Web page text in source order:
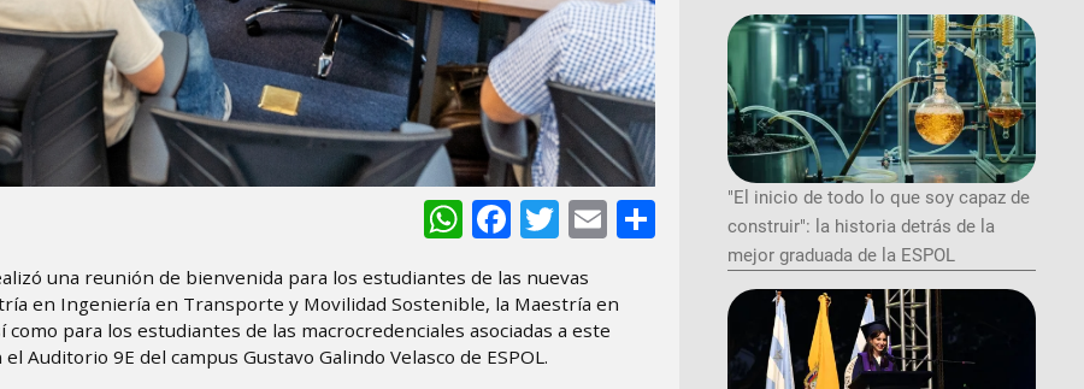
WhatsApp
Facebook
Twitter
EmailShare
una reunión de bienvenida para los estudiantes de las nuevas
en Ingeniería en Transporte y Movilidad Sostenible, la Maestría en
para los estudiantes de las macrocredenciales asociadas a este
9E del campus Gustavo Galindo Velasco de ESPOL.
"El inicio de todo lo que soy capaz de
construir": la historia detrás de la
mejor graduada de la ESPOL